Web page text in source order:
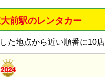
前駅のレンタカー
た地点から近い順番に10